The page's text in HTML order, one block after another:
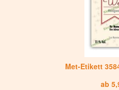
Met-Etikett
ab